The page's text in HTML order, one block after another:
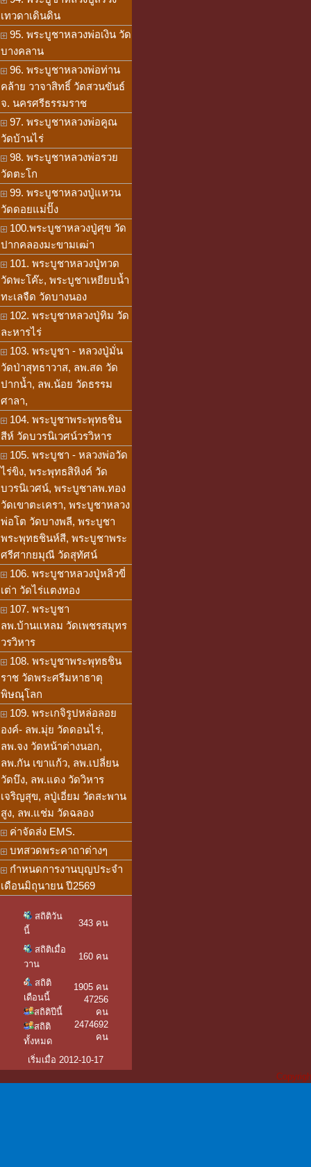
เทวดาเดินดิน
95. พระบูชาหลวงพ่อเงิน วัด
บางคลาน
96. พระบูชาหลวงพ่อท่าน
คล้าย วาจาสิทธิ์ วัดสวนขันธ์
จ. นครศรีธรรมราช
97. พระบูชาหลวงพ่อคูณ
วัดบ้านไร่
98. พระบูชาหลวงพ่อรวย
วัดตะโก
99. พระบูชาหลวงปู่แหวน
วัดดอยแม่ปั๊ง
100.พระบูชาหลวงปู่ศุข วัด
ปากคลองมะขามเฒ่า
101. พระบูชาหลวงปู่ทวด
วัดพะโค๊ะ, พระบูชาเหยียบน้ำ
ทะเลจืด วัดบางนอง
102. พระบูชาหลวงปู่ทิม วัด
ละหารไร่
103. พระบูชา - หลวงปู่มั่น
วัดป่าสุทธาวาส, ลพ.สด วัด
ปากน้ำ, ลพ.น้อย วัดธรรม
ศาลา,
104. พระบูชาพระพุทธชิน
สีห์ วัดบวรนิเวศน์วรวิหาร
105. พระบูชา - หลวงพ่อวัด
ไร่ขิง, พระพุทธสิหิงค์ วัด
บวรนิเวศน์, พระบูชาลพ.ทอง
วัดเขาตะเครา, พระบูชาหลวง
พ่อโต วัดบางพลี, พระบูชา
พระพุทธชินห์สี, พระบูชาพระ
ศรีศากยมุณี วัดสุทัศน์
106. พระบูชาหลวงปู่หลิวขี่
เต่า วัดไร่แตงทอง
107. พระบูชา
ลพ.บ้านแหลม วัดเพชรสมุทร
วรวิหาร
108. พระบูชาพระพุทธชิน
ราช วัดพระศรีมหาธาตุ
พิษณุโลก
109. พระเกจิรูปหล่อลอย
องค์- ลพ.มุ่ย วัดดอนไร่,
ลพ.จง วัดหน้าต่างนอก,
ลพ.กัน เขาแก้ว, ลพ.เปลี่ยน
วัดบึง, ลพ.แดง วัดวิหาร
เจริญสุข, ลปู่เอี่ยม วัดสะพาน
สูง, ลพ.แช่ม วัดฉลอง
ค่าจัดส่ง EMS.
บทสวดพระคาถาต่างๆ
กำหนดการงานบุญประจำ
เดือนมิถุนายน ปี2569
สถิติวัน
นี้
343 คน
สถิติเมื่อ
วาน
160 คน
สถิติ
เดือนนี้
สถิติปีนี้
สถิติ
ทั้งหมด
1905 คน
47256
คน
2474692
คน
เริ่มเมื่อ 2012-10-17